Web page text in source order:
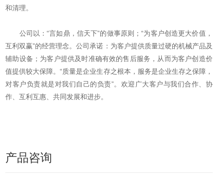
和清理。
公司以：“言如鼎，信天下”的做事原则；“为客户创造更大价值，
互利双赢”的经营理念。公司承诺：为客户提供质量过硬的机械产品及
辅助设备；为客户提供及时准确有效的售后服务，从而为客户创造价
值提供较大保障。“质量是企业生存之根本，服务是企业生存之保障，
对客户负责就是对我们自己的负责”。欢迎广大客户与我们合作、协
作、互利互惠、共同发展和进步。
产品咨询